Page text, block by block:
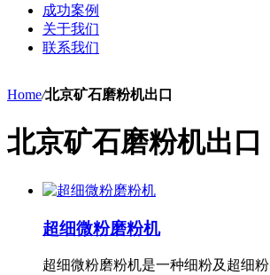
成功案例
关于我们
联系我们
Home/北京矿石磨粉机出口
北京矿石磨粉机出口
超细微粉磨粉机
超细微粉磨粉机是一种细粉及超细